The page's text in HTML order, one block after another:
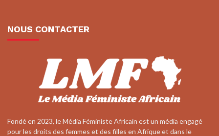
NOUS CONTACTER
Fondé en 2023, le Média Féministe Africain est un média engagé
pour les droits des femmes et des filles en Afrique et dans le